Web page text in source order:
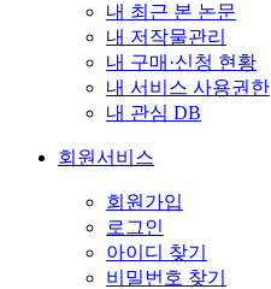
내 최근 본 논문
내 저작물관리
내 구매·신청 현황
내 서비스 사용권한
내 관심 DB
회원서비스
회원가입
로그인
아이디 찾기
비밀번호 찾기